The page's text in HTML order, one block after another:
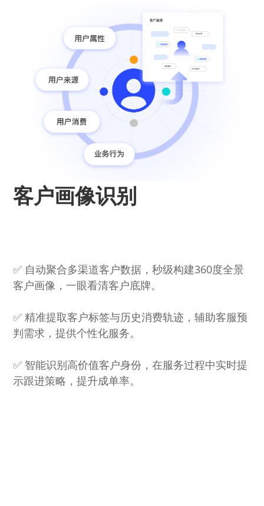
客户画像识别
✅ 自动聚合多渠道客户数据，秒级构建360度全景
客户画像，一眼看清客户底牌。
✅ 精准提取客户标签与历史消费轨迹，辅助客服预
判需求，提供个性化服务。
✅ 智能识别高价值客户身份，在服务过程中实时提
示跟进策略，提升成单率。